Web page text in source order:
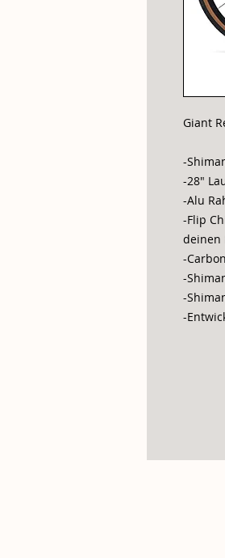
Giant
-
-28"
-Alu
-Flip
deinen
-
-
-
-